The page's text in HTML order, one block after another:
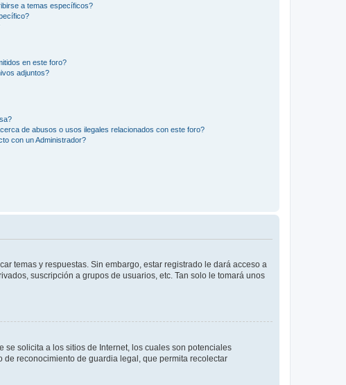
a temas específicos?
en este foro?
adjuntos?
de abusos o usos ilegales relacionados con este foro?
con un Administrador?
temas y respuestas. Sin embargo, estar registrado le dará acceso a
suscripción a grupos de usuarios, etc. Tan solo le tomará unos
se solicita a los sitios de Internet, los cuales son potenciales
reconocimiento de guardia legal, que permita recolectar